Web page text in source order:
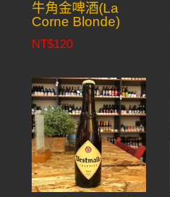
牛角金啤酒(La
Corne Blonde)
NT$120